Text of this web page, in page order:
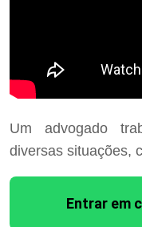
Um advogado
diversas situações,
Entrar em